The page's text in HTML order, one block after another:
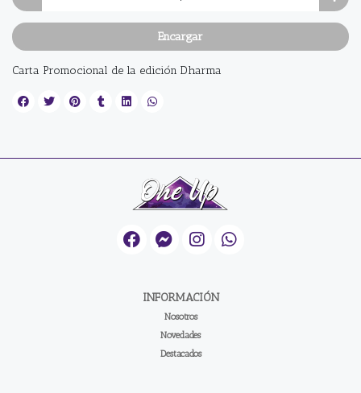
Encargar
Carta Promocional de la edición Dharma
INFORMACIÓN
Nosotros
Novedades
Destacados